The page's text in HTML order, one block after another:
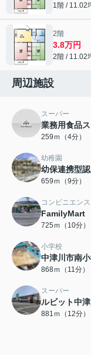
1階 / 11.02
2階
3.8万円
2階 / 11.02
周辺施設
スーパー
業務用食品
259ｍ（4分）
幼稚園
幼保連携型
659ｍ（9分）
コンビニエン
FamilyMart
725ｍ（10分）
小学校
中津川市南
868ｍ（11分）
スーパー
ルビット中
881ｍ（12分）